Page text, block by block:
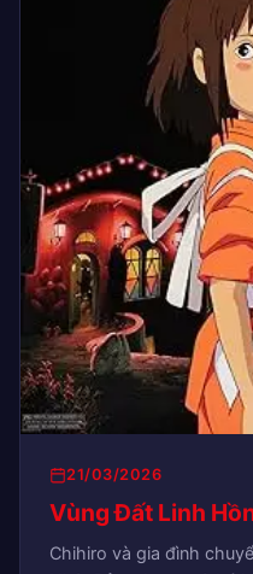
21/03/2026
Vùng Đất Linh
Chihiro và gia đình